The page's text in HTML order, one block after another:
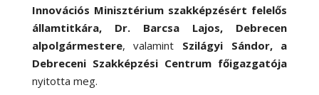
Innovációs Minisztérium szakképzésért felelős
államtitkára, Dr. Barcsa Lajos, Debrecen
alpolgármestere, valamint Szilágyi Sándor, a
Debreceni Szakképzési Centrum főigazgatója
nyitotta meg.